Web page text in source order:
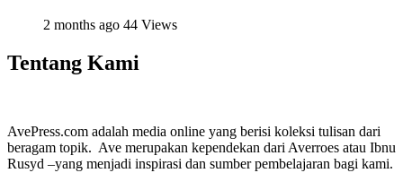
2 months ago 44 Views
Tentang Kami
AvePress.com adalah media online yang berisi koleksi tulisan dari
beragam topik. Ave merupakan kependekan dari Averroes atau Ibnu
Rusyd –yang menjadi inspirasi dan sumber pembelajaran bagi kami.